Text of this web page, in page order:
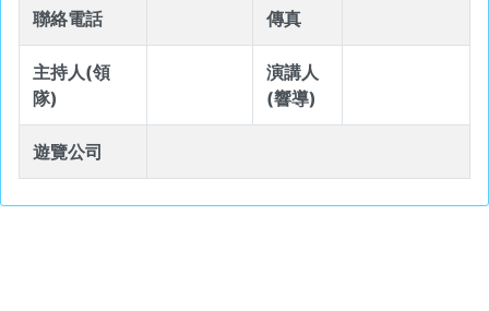
聯絡電話 傳真
主持人(領
隊)
演講人
(響導)
遊覽公司